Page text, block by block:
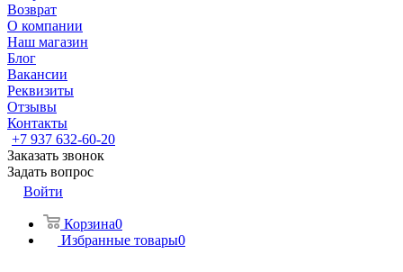
Возврат
О компании
Наш магазин
Блог
Вакансии
Реквизиты
Отзывы
Контакты
+7 937 632-60-20
Заказать звонок
Задать вопрос
Войти
Корзина0
Избранные товары0